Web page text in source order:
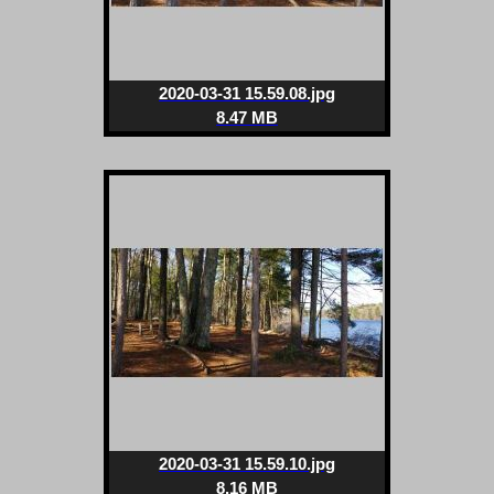
2020-03-31 15.59.08.jpg
8.47 MB
2020-03-31 15.59.10.jpg
8.16 MB